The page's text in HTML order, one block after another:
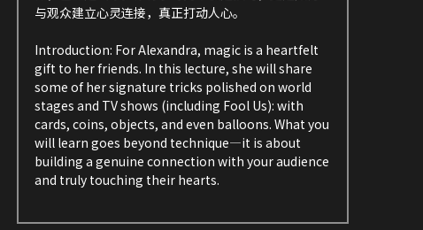
与观众建立心灵连接，真正打动人心。
Introduction: For Alexandra, magic is a heartfelt
gift to her friends. In this lecture, she will share
some of her signature tricks polished on world
stages and TV shows (including Fool Us): with
cards, coins, objects, and even balloons. What you
will learn goes beyond technique—it is about
building a genuine connection with your audience
and truly touching their hearts.